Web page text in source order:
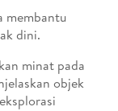
membantu
dini.
minat pada
objek